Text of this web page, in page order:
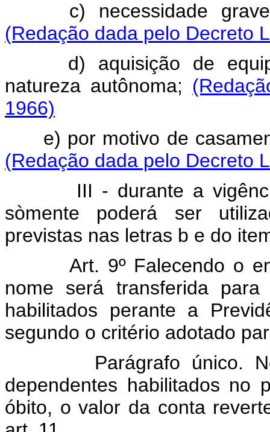
c) necessidade grave
(Redação dada pelo Decreto
d) aquisição de
natureza autônoma;
1966)
e) por motivo de
(Redação dada pelo Decreto
III - durante a vigência
sòmente poderá ser
previstas nas letras b e do
Art. 9º Falecendo o
nome será transferida
habilitados perante a
segundo o critério adotado
Parágrafo único. No
dependentes habilitados
óbito, o valor da conta